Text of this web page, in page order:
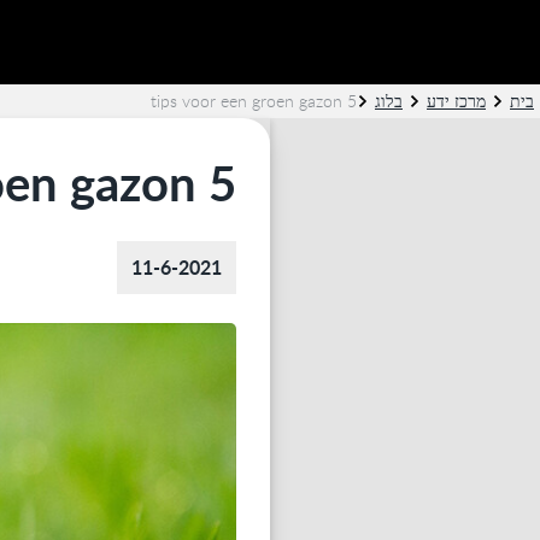
בית מרכז ידע בלוג 5 tips voor een groen gazon
5 tips voor een groen gazon
11-6-2021